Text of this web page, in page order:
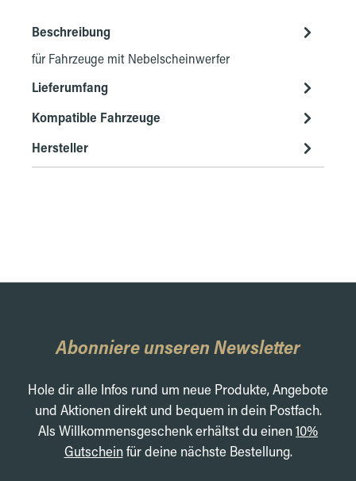
Beschreibung
für Fahrzeuge mit Nebelscheinwerfer
Lieferumfang
Kompatible Fahrzeuge
Hersteller
Abonniere unseren Newsletter
Hole dir alle Infos rund um neue Produkte, Angebote
und Aktionen direkt und bequem in dein Postfach.
Als Willkommensgeschenk erhältst du einen10%
Gutscheinfür deine nächste Bestellung.